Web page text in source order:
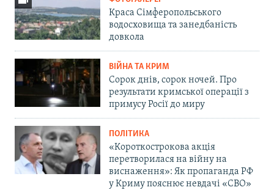
Краса Сімферопольського
водосховища та занедбаність
довкола
ВІЙНА ТА КРИМ
Сорок днів, сорок ночей. Про
результати кримської операції з
примусу Росії до миру
ПОЛІТИКА
«Короткострокова акція
перетворилася на війну на
виснаження»: Як пропаганда РФ
у Криму пояснює невдачі «СВО»